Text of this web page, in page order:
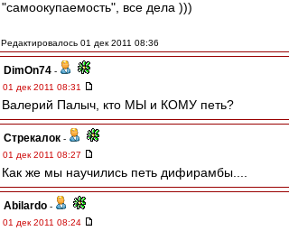
"самоокупаемость", все дела )))
Редактировалось 01 дек 2011 08:36
DimOn74 -
01 дек 2011 08:31
Валерий Палыч, кто МЫ и КОМУ петь?
Стрекалок -
01 дек 2011 08:27
Как же мы научились петь дифирамбы....
Abilardo -
01 дек 2011 08:24